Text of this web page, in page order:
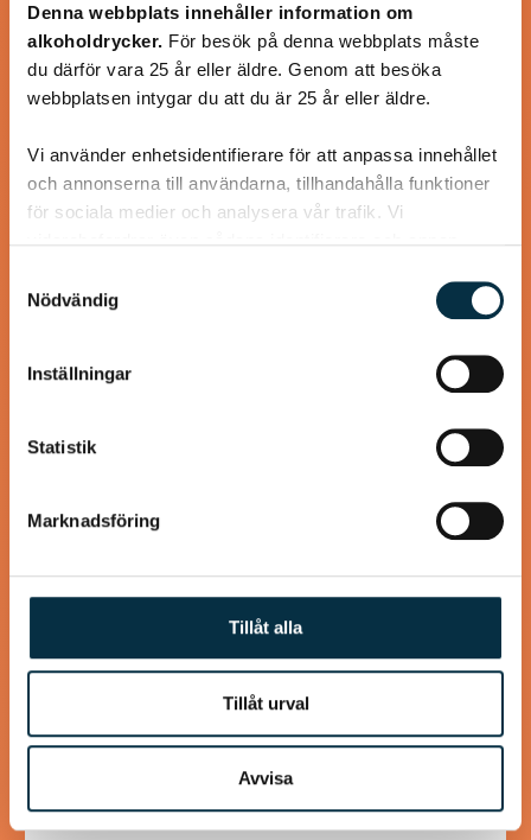
Denna webbplats innehåller information om
alkoholdrycker. För besök på denna webbplats måste
du därför vara 25 år eller äldre. Genom att besöka
webbplatsen intygar du att du är 25 år eller äldre.
Vi använder enhetsidentifierare för att anpassa innehållet
och annonserna till användarna, tillhandahålla funktioner
för sociala medier och analysera vår trafik. Vi
annons- och analysföretag som vi samarbetar med.
Dessa kan i sin tur kombinera informationen med annan
information som du har tillhandahållit eller som de har
samlat in när du har använt deras tjänster.
Nödvändig
Inställningar
Statistik
Marknadsföring
Tillåt alla
Tillåt urval
Avvisa